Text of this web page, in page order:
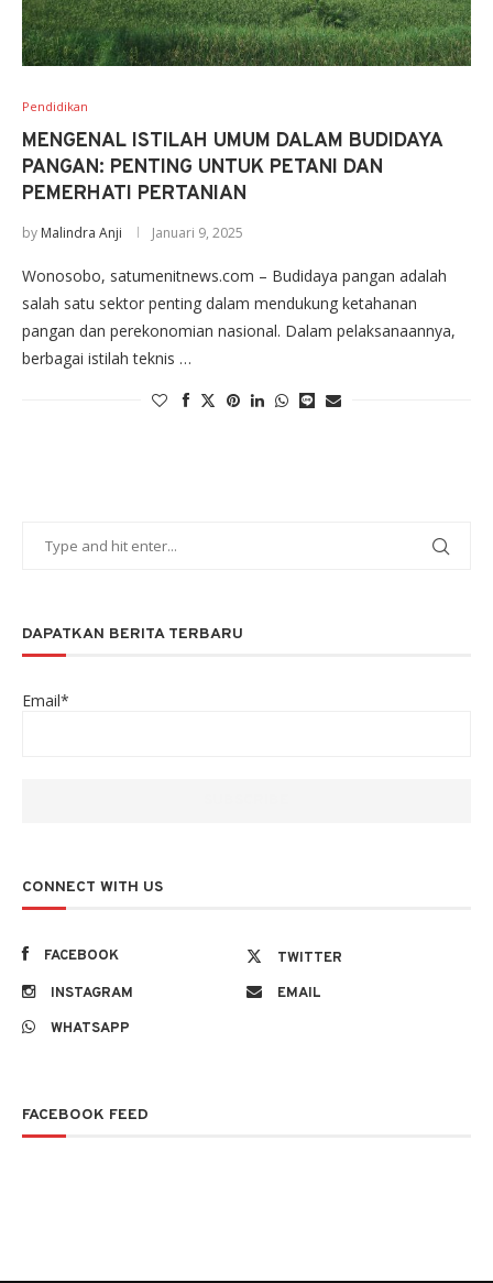
Pendidikan
MENGENAL ISTILAH UMUM DALAM BUDIDAYA
PANGAN: PENTING UNTUK PETANI DAN
PEMERHATI PERTANIAN
by Malindra Anji Januari 9, 2025
Wonosobo, satumenitnews.com – Budidaya pangan adalah
salah satu sektor penting dalam mendukung ketahanan
pangan dan perekonomian nasional. Dalam pelaksanaannya,
berbagai istilah teknis …
DAPATKAN BERITA TERBARU
Email*
CONNECT WITH US
FACEBOOK
TWITTER
INSTAGRAM
EMAIL
WHATSAPP
FACEBOOK FEED